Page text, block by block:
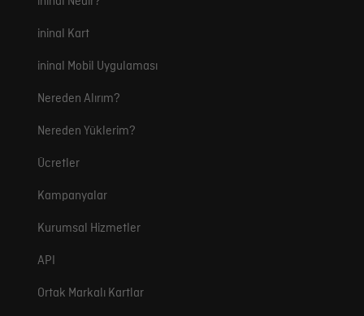
ininal Kart
ininal Mobil Uygulaması
Nereden Alırım?
Nereden Yüklerim?
Ücretler
Kampanyalar
Kurumsal Hizmetler
API
Ortak Markalı Kartlar